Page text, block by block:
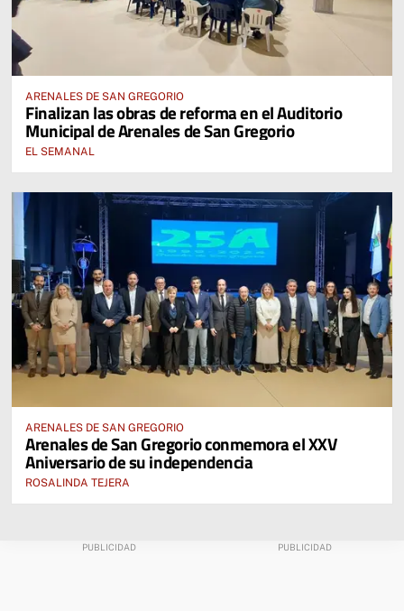
ARENALES DE SAN GREGORIO
Finalizan las obras de reforma en el Auditorio
Municipal de Arenales de San Gregorio
EL SEMANAL
ARENALES DE SAN GREGORIO
Arenales de San Gregorio conmemora el XXV
Aniversario de su independencia
ROSALINDA TEJERA